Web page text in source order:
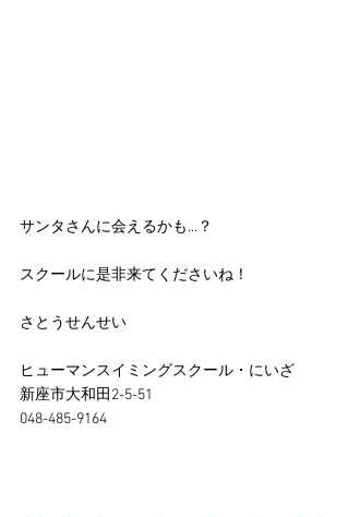
サンタさんに会えるかも...？
スクールに是非来てくださいね！
さとうせんせい
ヒューマンスイミングスクール・にいざ
新座市大和田2-5-51
048-485-9164